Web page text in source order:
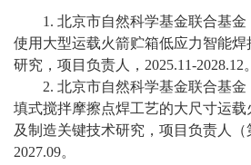
科
校
1. 北京市自然科学基金联合基
使用大型运载火箭贮箱低应力智能
研究，项目负责人， 2025.11-2028.12。
2. 北京市自然科学基金联合基金
填式搅拌摩擦点焊工艺的大尺寸运
及制造关键技术研究，项目负责人（
2027.09。